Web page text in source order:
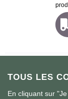
TOUS LES
En cliquant sur